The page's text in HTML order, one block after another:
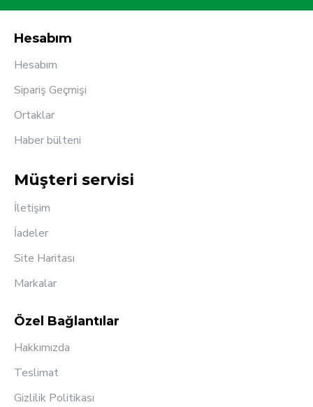
Hesabım
Hesabım
Sipariş Geçmişi
Ortaklar
Haber bülteni
Müşteri servisi
İletişim
İadeler
Site Haritası
Markalar
Özel Bağlantılar
Hakkımızda
Teslimat
Gizlilik Politikası